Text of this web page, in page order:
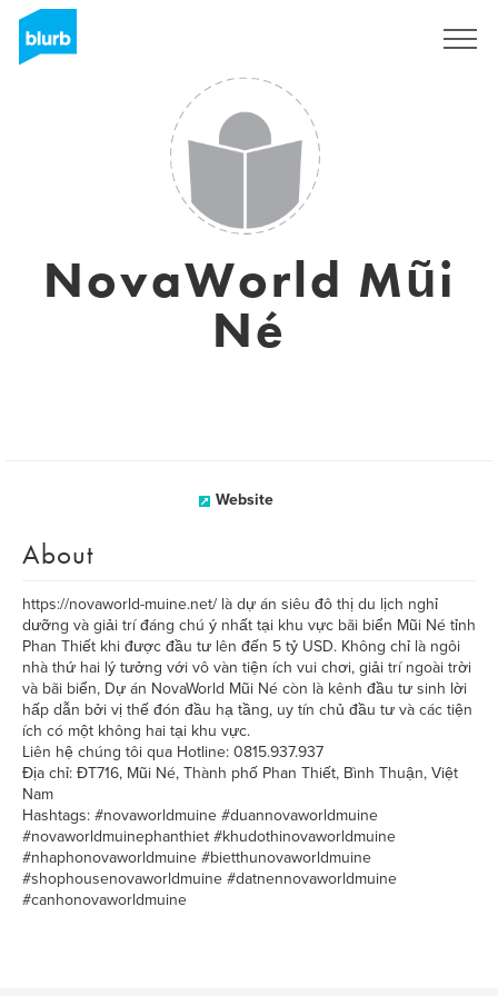
NovaWorld Mũi
Né
Website
About
https://novaworld-muine.net/ là dự án siêu đô thị du lịch nghỉ
dưỡng và giải trí đáng chú ý nhất tại khu vực bãi biển Mũi Né tỉnh
Phan Thiết khi được đầu tư lên đến 5 tỷ USD. Không chỉ là ngôi
nhà thứ hai lý tưởng với vô vàn tiện ích vui chơi, giải trí ngoài trời
và bãi biển, Dự án NovaWorld Mũi Né còn là kênh đầu tư sinh lời
hấp dẫn bởi vị thế đón đầu hạ tầng, uy tín chủ đầu tư và các tiện
ích có một không hai tại khu vực.
Liên hệ chúng tôi qua Hotline: 0815.937.937
Địa chỉ: ĐT716, Mũi Né, Thành phố Phan Thiết, Bình Thuận, Việt
Nam
Hashtags: #novaworldmuine #duannovaworldmuine
#novaworldmuinephanthiet #khudothinovaworldmuine
#nhaphonovaworldmuine #bietthunovaworldmuine
#shophousenovaworldmuine #datnennovaworldmuine
#canhonovaworldmuine